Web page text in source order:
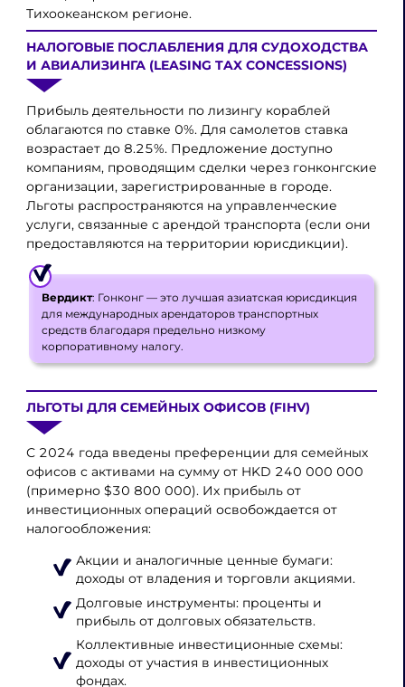
Тихоокеанском регионе.
НАЛОГОВЫЕ ПОСЛАБЛЕНИЯ ДЛЯ СУДОХОДСТВА
И АВИАЛИЗИНГА (LEASING TAX CONCESSIONS)
Прибыль деятельности по лизингу кораблей
облагаются по ставке 0%. Для самолетов ставка
возрастает до 8.25%. Предложение доступно
компаниям, проводящим сделки через гонконгские
организации, зарегистрированные в городе.
Льготы распространяются на управленческие
услуги, связанные с арендой транспорта (если они
предоставляются на территории юрисдикции).
Вердикт: Гонконг — это лучшая азиатская юрисдикция
для международных арендаторов транспортных
средств благодаря предельно низкому
корпоративному налогу.
ЛЬГОТЫ ДЛЯ СЕМЕЙНЫХ ОФИСОВ (FIHV)
С 2024 года введены преференции для семейных
офисов с активами на сумму от HKD 240 000 000
(примерно $30 800 000). Их прибыль от
инвестиционных операций освобождается от
налогообложения:
Акции и аналогичные ценные бумаги:
доходы от владения и торговли акциями.
Долговые инструменты: проценты и
прибыль от долговых обязательств.
Коллективные инвестиционные схемы:
доходы от участия в инвестиционных
фондах.